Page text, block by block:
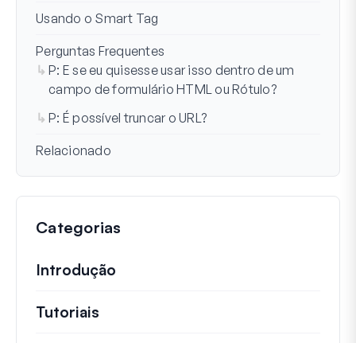
Usando o Smart Tag
Perguntas Frequentes
P: E se eu quisesse usar isso dentro de um
campo de formulário HTML ou Rótulo?
P: É possível truncar o URL?
Relacionado
Categorias
Introdução
Tutoriais